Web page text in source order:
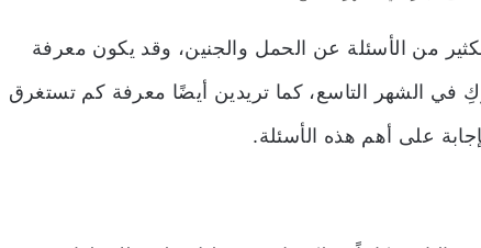
من الأسئلة عن الحمل والجنين، وقد يكون معرفة
في الشهر التاسع، كما تريدين أيضًا معرفة كم تستغرق
على أهم هذه الأسئلة.